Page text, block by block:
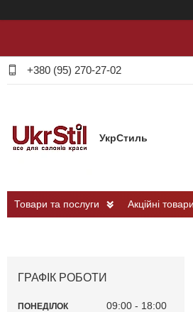
+380 (95) 270-27-02
УкрСтиль
Товари та послуги Акційні товари
ГРАФІК РОБОТИ
ПОНЕДІЛОК 09:00 18:00